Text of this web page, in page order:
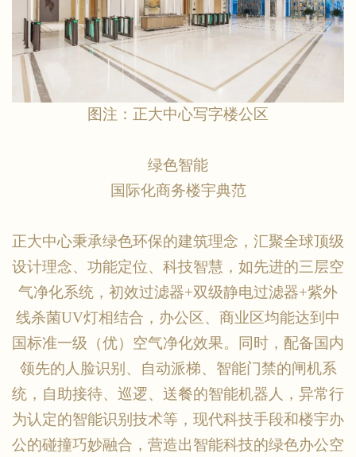
图注：正大中心写字楼公区
绿色智能
国际化商务楼宇典范
正大中心秉承绿色环保的建筑理念，汇聚全球顶级
设计理念、功能定位、科技智慧，如先进的三层空
气净化系统，初效过滤器+双级静电过滤器+紫外
线杀菌UV灯相结合，办公区、商业区均能达到中
国标准一级（优）空气净化效果。同时，配备国内
领先的人脸识别、自动派梯、智能门禁的闸机系
统，自助接待、巡逻、送餐的智能机器人，异常行
为认定的智能识别技术等，现代科技手段和楼宇办
公的碰撞巧妙融合，营造出智能科技的绿色办公空